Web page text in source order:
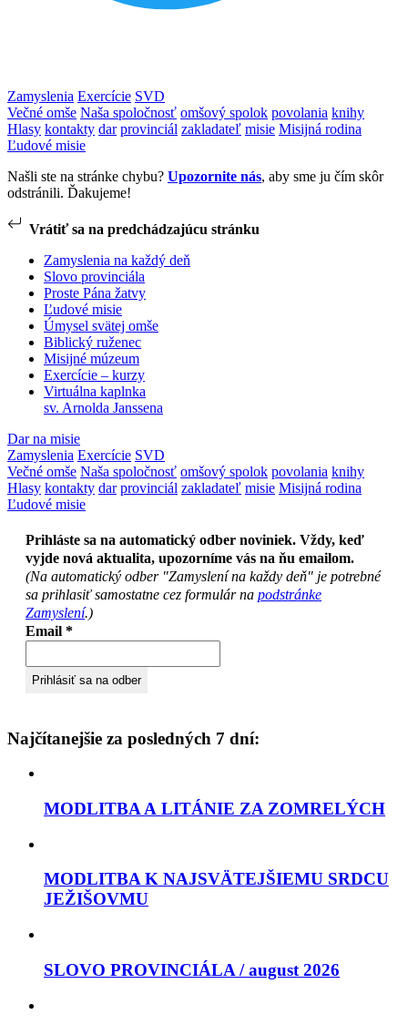
Zamyslenia Exercície SVD
Večné omše Naša spoločnosť omšový spolok povolania knihy
Hlasy kontakty dar provinciál zakladateľ misie Misijná rodina
Ľudové misie
Našli ste na stránke chybu? Upozornite nás, aby sme ju čím skôr
odstránili. Ďakujeme!
Vrátiť sa na predchádzajúcu stránku
Zamyslenia na každý deň
Slovo provinciála
Proste Pána žatvy
Ľudové misie
Úmysel svätej omše
Biblický ruženec
Misijné múzeum
Exercície – kurzy
Virtuálna kaplnka
sv. Arnolda Janssena
Dar na misie
Zamyslenia Exercície SVD
Večné omše Naša spoločnosť omšový spolok povolania knihy
Hlasy kontakty dar provinciál zakladateľ misie Misijná rodina
Ľudové misie
Prihláste sa na automatický odber noviniek. Vždy, keď
vyjde nová aktualita, upozorníme vás na ňu emailom.
(Na automatický odber "Zamyslení na každy deň" je potrebné
sa prihlasiť samostatne cez formulár na podstránke
Zamyslení.)
Email *
Najčítanejšie za posledných 7 dní:
MODLITBA A LITÁNIE ZA ZOMRELÝCH
MODLITBA K NAJSVÄTEJŠIEMU SRDCU
JEŽIŠOVMU
SLOVO PROVINCIÁLA / august 2026